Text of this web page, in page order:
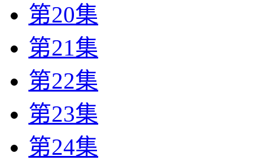
第20集
第21集
第22集
第23集
第24集